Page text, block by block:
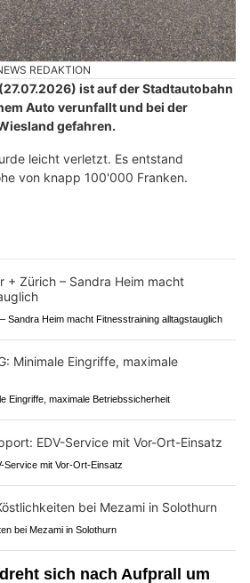
REDAKTION
ist auf der Stadtautobahn
Auto verunfallt und bei der
gefahren.
leicht verletzt. Es entstand
von knapp 100'000 Franken.
Sandra Heim macht Fitnesstraining alltagstauglich
Eingriffe, maximale Betriebssicherheit
Service mit Vor-Ort-Einsatz
bei Mezami in Solothurn
sich nach Aufprall um